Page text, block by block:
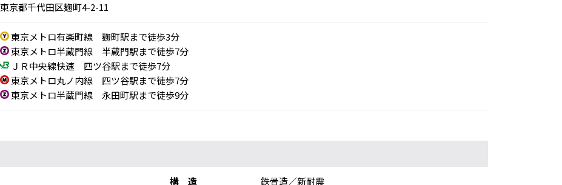
東京都千代田区麹町4-2-11
東京メトロ有楽町線 麹町駅まで徒歩3分
東京メトロ半蔵門線 半蔵門駅まで徒歩7分
ＪＲ中央線快速 四ツ谷駅まで徒歩7分
東京メトロ丸ノ内線 四ツ谷駅まで徒歩7分
東京メトロ半蔵門線 永田町駅まで徒歩9分
構 造 鉄骨造／新耐震